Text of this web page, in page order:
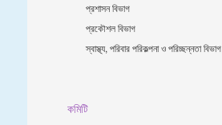
প্রশাসন বিভাগ
প্রকৌশল বিভাগ
স্বাস্থ্য, পরিবার পরিকল্পনা ও পরিচ্ছন্নতা ‍বিভাগ
কমিটি